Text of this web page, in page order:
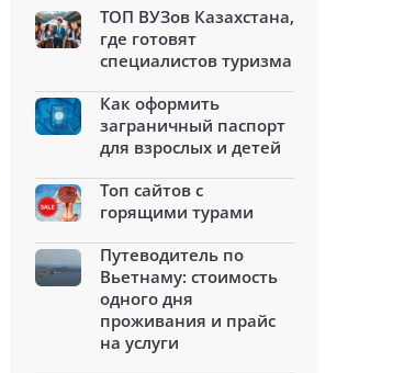
ТОП ВУЗов Казахстана,
где готовят
специалистов туризма
Как оформить
заграничный паспорт
для взрослых и детей
Топ сайтов с
горящими турами
Путеводитель по
Вьетнаму: стоимость
одного дня
проживания и прайс
на услуги